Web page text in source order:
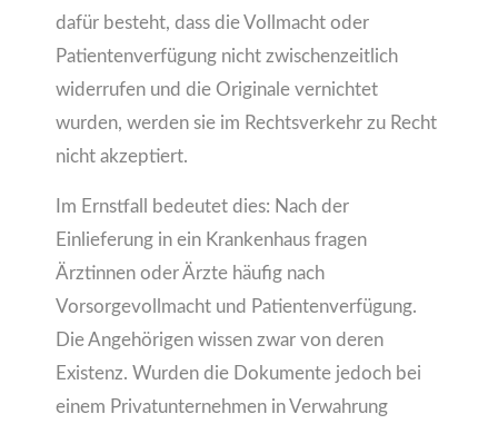
dafür besteht, dass die Vollmacht oder
Patientenverfügung nicht zwischenzeitlich
widerrufen und die Originale vernichtet
wurden, werden sie im Rechtsverkehr zu Recht
nicht akzeptiert.
Im Ernstfall bedeutet dies: Nach der
Einlieferung in ein Krankenhaus fragen
Ärztinnen oder Ärzte häufig nach
Vorsorgevollmacht und Patientenverfügung.
Die Angehörigen wissen zwar von deren
Existenz. Wurden die Dokumente jedoch bei
einem Privatunternehmen in Verwahrung